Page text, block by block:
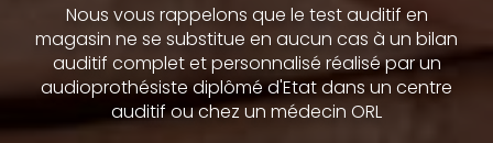
Nous vous rappelons que le test auditif en
magasin ne se substitue en aucun cas à un bilan
auditif complet et personnalisé réalisé par un
audioprothésiste diplômé d'Etat dans un centre
auditif ou chez un médecin ORL